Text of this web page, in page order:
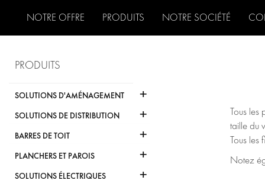
NOTRE OFFRE PRODUITS NOTRE SOCIÉTÉ
PRODUITS
SOLUTIONS D'AMÉNAGEMENT +
SOLUTIONS DE DISTRIBUTION +
BARRES DE TOIT +
PLANCHERS ET PAROIS +
SOLUTIONS ÉLECTRIQUES +
Tous les
taille du
Tous les
Notez